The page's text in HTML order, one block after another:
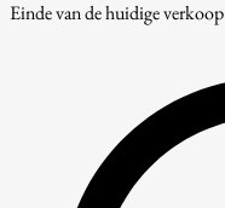
Einde van de huidige verkoop